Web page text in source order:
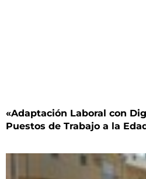
«Adaptación Laboral con
Puestos de Trabajo a la